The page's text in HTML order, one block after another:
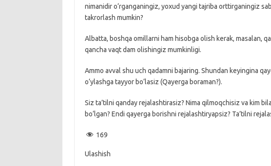
nimanidir o‘rganganingiz, yoxud yangi tajriba orttirganingiz
takrorlash mumkin?
Albatta, boshqa omillarni ham hisobga olish kerak, masalan,
qancha vaqt dam olishingiz mumkinligi.
Ammo avval shu uch qadamni bajaring. Shundan keyingina
o‘ylashga tayyor bo‘lasiz (Qayerga boraman?).
Siz ta’tilni qanday rejalashtirasiz? Nima qilmoqchisiz va kim
bo‘lgan? Endi qayerga borishni rejalashtiryapsiz? Ta’tilni
169
Ulashish